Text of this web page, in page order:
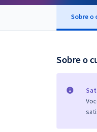
Questões grátis
Sobre o
Sobre o